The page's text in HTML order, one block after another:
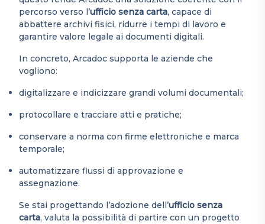
percorso verso l’ufficio senza carta, capace di
abbattere archivi fisici, ridurre i tempi di lavoro e
garantire valore legale ai documenti digitali.
In concreto, Arcadoc supporta le aziende che
vogliono:
digitalizzare e indicizzare grandi volumi documentali;
protocollare e tracciare atti e pratiche;
conservare a norma con firme elettroniche e marca
temporale;
automatizzare flussi di approvazione e
assegnazione.
Se stai progettando l’adozione dell’ufficio senza
carta, valuta la possibilità di partire con un progetto